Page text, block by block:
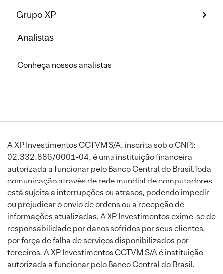
Grupo XP
Analistas
Conheça nossos analistas
A XP Investimentos CCTVM S/A, inscrita sob o CNPJ:
02.332.886/0001-04, é uma instituição financeira
autorizada a funcionar pelo Banco Central do Brasil.Toda
comunicação através de rede mundial de computadores
está sujeita a interrupções ou atrasos, podendo impedir
ou prejudicar o envio de ordens ou a recepção de
informações atualizadas. A XP Investimentos exime-se de
responsabilidade por danos sofridos por seus clientes,
por força de falha de serviços disponibilizados por
terceiros. A XP Investimentos CCTVM S/A é instituição
autorizada a funcionar pelo Banco Central do Brasil.